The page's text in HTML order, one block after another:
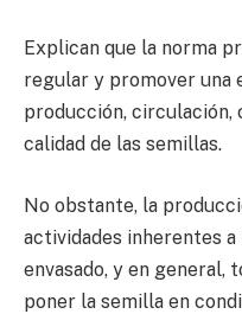
Explican que la norma
regular y promover una
producción,
calidad de las semillas.
No obstante, la
actividades inherentes
envasado, y en general,
poner la semilla en